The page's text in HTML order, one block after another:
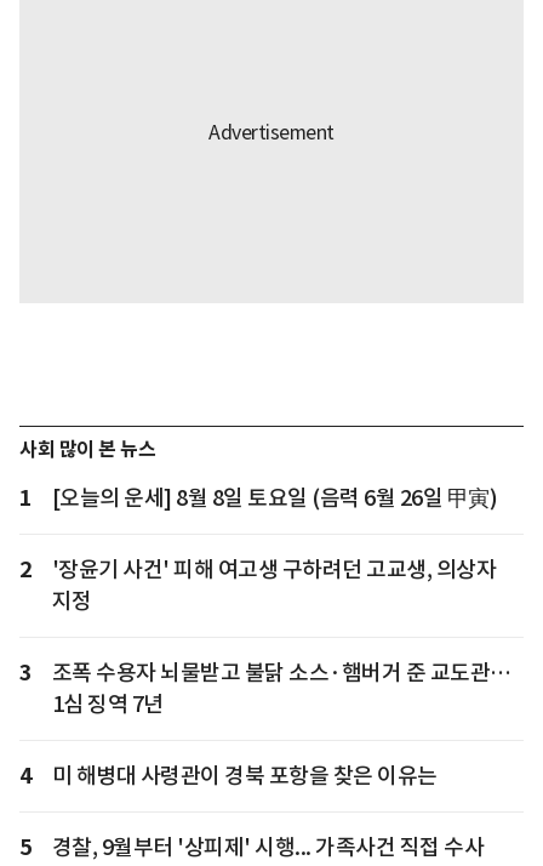
사회 많이 본 뉴스
1 [오늘의 운세] 8월 8일 토요일 (음력 6월 26일 甲寅)
2
'장윤기 사건' 피해 여고생 구하려던 고교생, 의상자
지정
3
조폭 수용자 뇌물받고 불닭 소스·햄버거 준 교도관…
1심 징역 7년
4 미 해병대 사령관이 경북 포항을 찾은 이유는
5
경찰, 9월부터 '상피제' 시행... 가족사건 직접 수사